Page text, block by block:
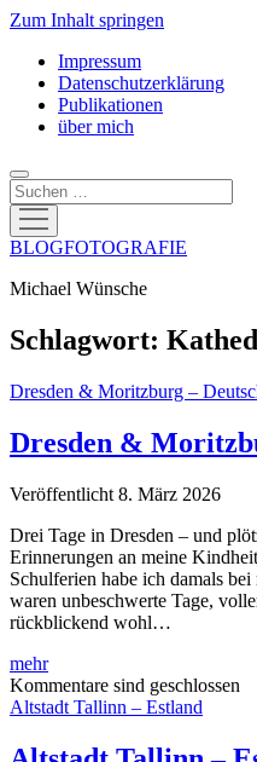
Zum Inhalt springen
Impressum
Datenschutzerklärung
Publikationen
über mich
Suchen
Menü
öffnen
BLOGFOTOGRAFIE
Michael Wünsche
Schlagwort:
Dresden & Moritzburg –
Dresden &
Veröffentlicht 8. März 2026
Drei Tage in Dresden – und
Erinnerungen an meine
Schulferien habe ich damals
waren unbeschwerte Tage,
rückblickend wohl…
mehrDresden
&
Moritzburg
Deutschland
Kommentare sind geschlossen
Altstadt Tallinn – Estland